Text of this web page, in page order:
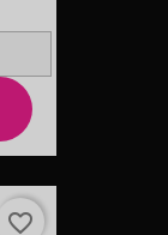
favorite_border